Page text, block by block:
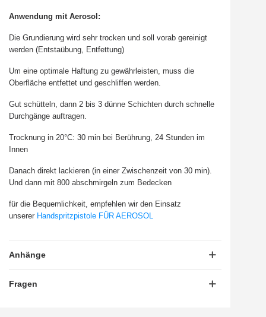
Anwendung mit Aerosol:
Die Grundierung wird sehr trocken und soll vorab gereinigt
werden (Entstaübung, Entfettung)
Um eine optimale Haftung zu gewährleisten, muss die
Oberfläche entfettet und geschliffen werden.
Gut schütteln, dann 2 bis 3 dünne Schichten durch schnelle
Durchgänge auftragen.
Trocknung in 20°C: 30 min bei Berührung, 24 Stunden im
Innen
Danach direkt lackieren (in einer Zwischenzeit von 30 min).
Und dann mit 800 abschmirgeln zum Bedecken
für die Bequemlichkeit, empfehlen wir den Einsatz
unserer Handspritzpistole FÜR AEROSOL
Anhänge
Fragen